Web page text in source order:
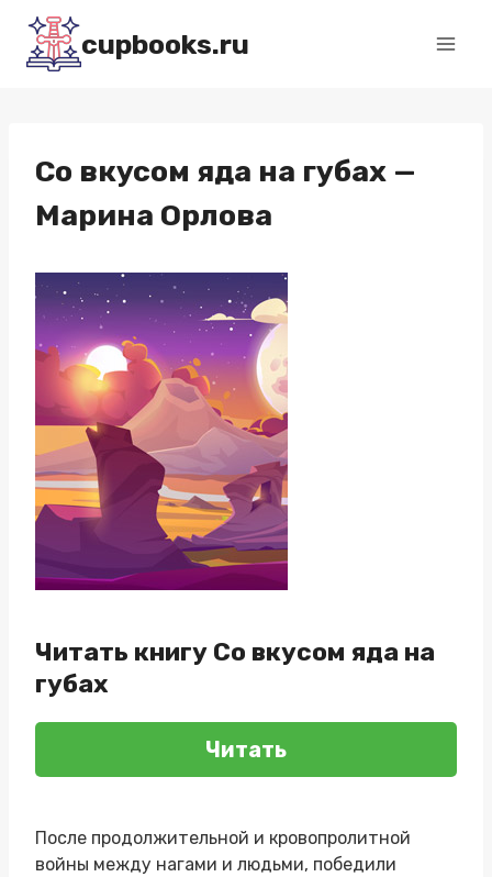
Перейти
содержимому
cupbooks.ru
Со вкусом яда на губах —
Марина Орлова
Читать книгу Со вкусом яда на
губах
Читать
После продолжительной и кровопролитной
войны между нагами и людьми, победили